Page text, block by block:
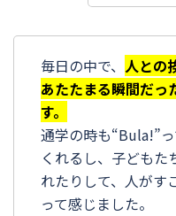
毎日の中で、 人との
あたたまる瞬間だっ
す。
通学の時も“Bula!”
くれるし、子どもた
れたりして、人がす
って感じました。